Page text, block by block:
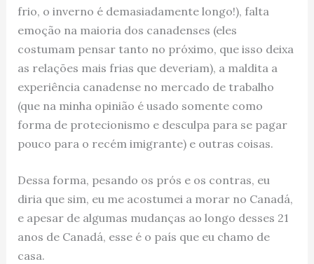
frio, o inverno é demasiadamente longo!), falta
emoção na maioria dos canadenses (eles
costumam pensar tanto no próximo, que isso deixa
as relações mais frias que deveriam), a maldita a
experiência canadense no mercado de trabalho
(que na minha opinião é usado somente como
forma de protecionismo e desculpa para se pagar
pouco para o recém imigrante) e outras coisas.
Dessa forma, pesando os prós e os contras, eu
diria que sim, eu me acostumei a morar no Canadá,
e apesar de algumas mudanças ao longo desses 21
anos de Canadá, esse é o país que eu chamo de
casa.